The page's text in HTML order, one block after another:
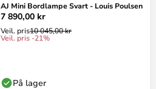
AJ Mini Bordlampe Svart - Louis Poulsen
7 890,00 kr
Veil. pris10 045,00 kr
Veil. pris -21%
På lager